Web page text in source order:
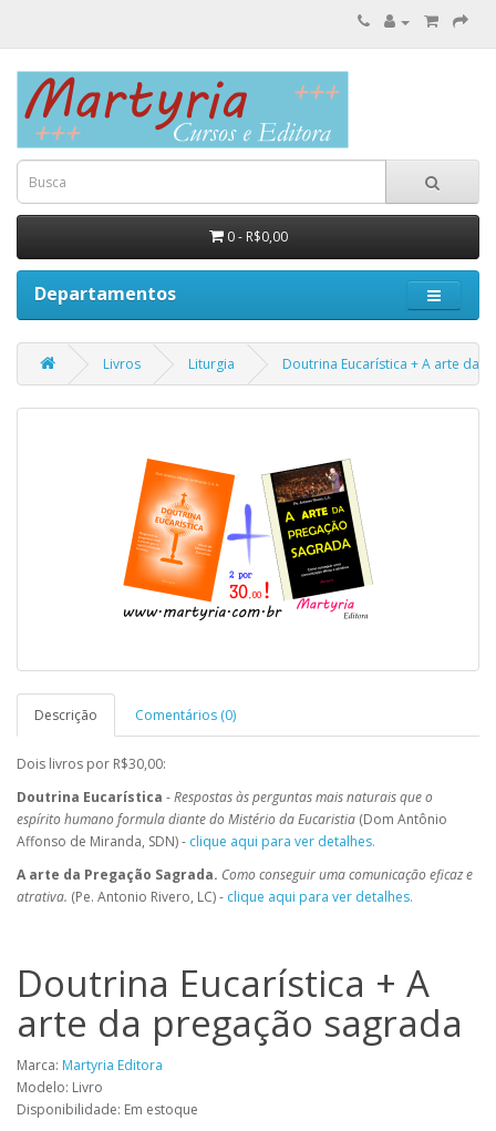
0 - R$0,00
Departamentos
Livros Liturgia Doutrina Eucarística + A arte da
Descrição Comentários (0)
Dois livros por R$30,00:
Doutrina Eucarística -Respostas às perguntas mais naturais que o
espírito humano formula diante do Mistério da Eucaristia (Dom Antônio
Affonso de Miranda, SDN) - clique aqui para ver detalhes.
A arte da Pregação Sagrada. Como conseguir uma comunicação eficaz e
atrativa. (Pe. Antonio Rivero, LC) - clique aqui para ver detalhes.
Doutrina Eucarística + A
arte da pregação sagrada
Marca: Martyria Editora
Modelo: Livro
Disponibilidade: Em estoque